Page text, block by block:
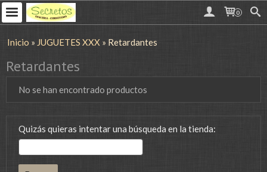
0
Inicio » JUGUETES XXX » Retardantes
Retardantes
No se han encontrado productos
Quizás quieras intentar una búsqueda en la tienda: